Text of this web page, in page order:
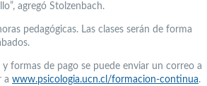
agregó Stolzenbach.
pedagógicas. Las clases serán de forma
formas de pago se puede enviar un correo a
a www.psicologia.ucn.cl/formacion-continua.